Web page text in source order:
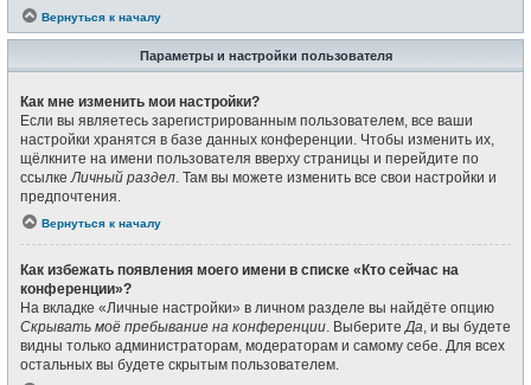
Вернуться к началу
Параметры и настройки пользователя
Как мне изменить мои настройки?
Если вы являетесь зарегистрированным пользователем, все ваши
настройки хранятся в базе данных конференции. Чтобы изменить их,
щёлкните на имени пользователя вверху страницы и перейдите по
ссылкеЛичный раздел. Там вы можете изменить все свои настройки и
предпочтения.
Вернуться к началу
Как избежать появления моего имени в списке «Кто сейчас на
конференции»?
На вкладке «Личные настройки» в личном разделе вы найдёте опцию
Скрывать моё пребывание на конференции. ВыберитеДа, и вы будете
видны только администраторам, модераторам и самому себе. Для всех
остальных вы будете скрытым пользователем.